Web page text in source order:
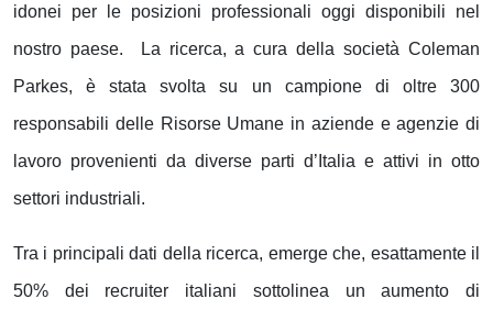
idonei per le posizioni professionali oggi disponibili nel
nostro paese. La ricerca, a cura della società Coleman
Parkes, è stata svolta su un campione di oltre 300
responsabili delle Risorse Umane in aziende e agenzie di
lavoro provenienti da diverse parti d’Italia e attivi in otto
settori industriali.
Tra i principali dati della ricerca, emerge che, esattamente il
50% dei recruiter italiani sottolinea un aumento di